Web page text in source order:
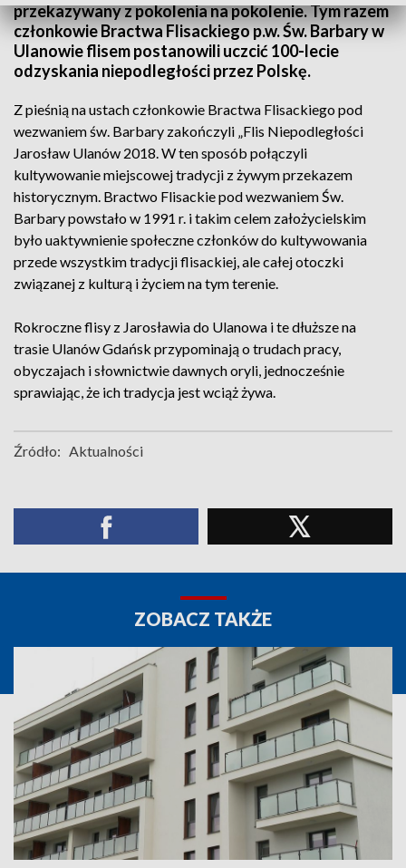
przekazywany z pokolenia na pokolenie. Tym razem
członkowie Bractwa Flisackiego p.w. Św. Barbary w
Ulanowie flisem postanowili uczcić 100-lecie
odzyskania niepodległości przez Polskę.
Z pieśnią na ustach członkowie Bractwa Flisackiego pod
wezwaniem św. Barbary zakończyli „Flis Niepodległości
Jarosław Ulanów 2018. W ten sposób połączyli
kultywowanie miejscowej tradycji z żywym przekazem
historycznym. Bractwo Flisackie pod wezwaniem Św.
Barbary powstało w 1991 r. i takim celem założycielskim
było uaktywnienie społeczne członków do kultywowania
przede wszystkim tradycji flisackiej, ale całej otoczki
związanej z kulturą i życiem na tym terenie.
Rokroczne flisy z Jarosławia do Ulanowa i te dłuższe na
trasie Ulanów Gdańsk przypominają o trudach pracy,
obyczajach i słownictwie dawnych oryli, jednocześnie
sprawiając, że ich tradycja jest wciąż żywa.
Źródło: Aktualności
ZOBACZ TAKŻE